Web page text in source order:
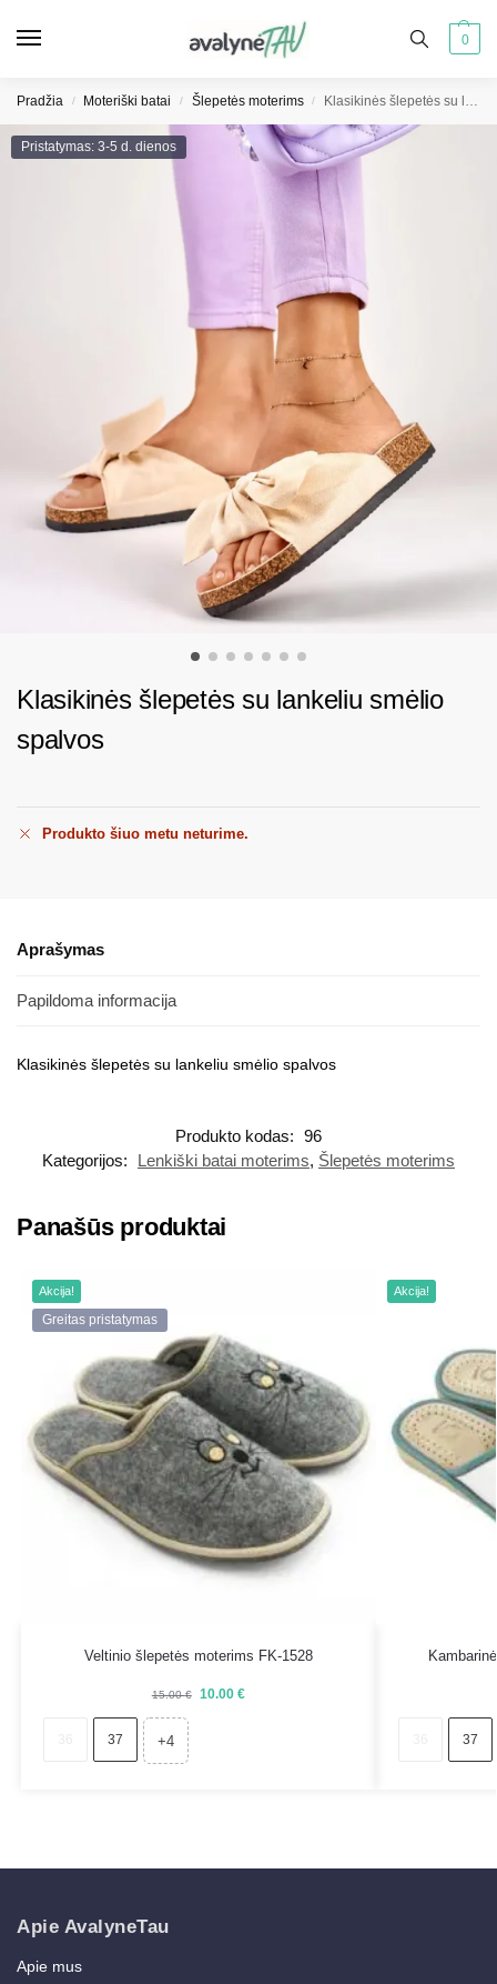
0
Pradžia / Moteriški batai / Šlepetės moterims / Klasikinės šlepetės su lankeliu smėlio spalvos
Pristatymas: 3-5 d. dienos
Klasikinės šlepetės su lankeliu smėlio
spalvos
Produkto šiuo metu neturime.
Aprašymas
Papildoma informacija
Klasikinės šlepetės su lankeliu smėlio spalvos
Produkto kodas: 96
Kategorijos:
Lenkiški batai moterims, Šlepetės moterims
Panašūs produktai
Akcija!
Greitas pristatymas
Veltinio šlepetės moterims FK-1528
15.00€ 10.00 €
37 +4
Akcija!
37
Apie AvalyneTau
Apie mus